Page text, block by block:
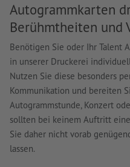
Autogrammkarten
Berühmtheiten und
Benötigen Sie oder Ihr Talent
in unserer Druckerei
Nutzen Sie diese besonders
Kommunikation und bereiten
Autogrammstunde, Konzert
sollten bei keinem Auftritt
Sie daher nicht vorab
lassen.